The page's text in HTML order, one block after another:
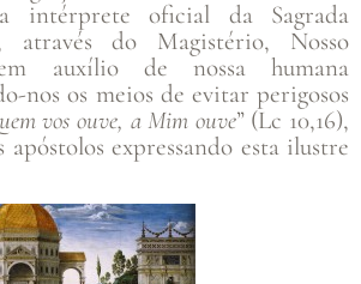
intérprete oficial da Sagrada
através do Magistério, Nosso
auxílio de nossa humana
nos os meios de evitar perigosos
vos ouve, a Mim ouve” (Lc 10,16),
apóstolos expressando esta ilustre